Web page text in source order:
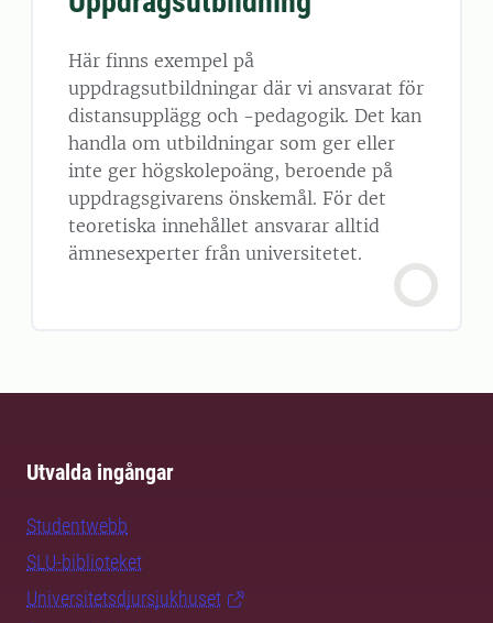
Här finns exempel på
uppdragsutbildningar där vi ansvarat för
distansupplägg och -pedagogik. Det kan
handla om utbildningar som ger eller
inte ger högskolepoäng, beroende på
uppdragsgivarens önskemål. För det
teoretiska innehållet ansvarar alltid
ämnesexperter från universitetet.
Utvalda ingångar
Studentwebb
SLU-biblioteket
Universitetsdjursjukhuset